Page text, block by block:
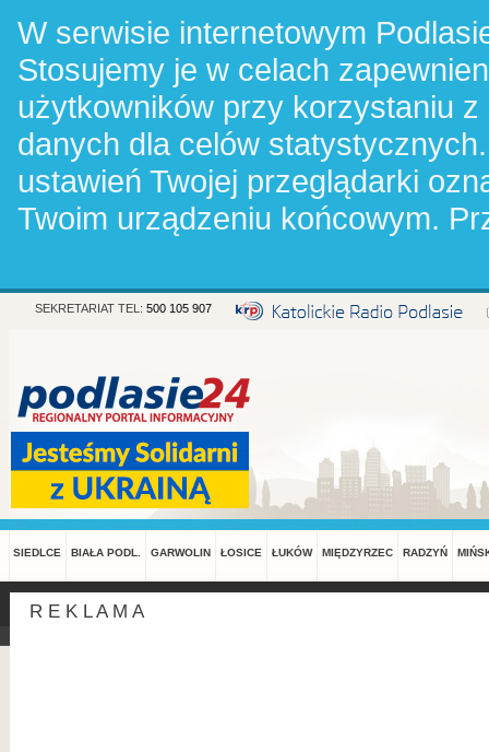
W serwisie internetowym
Stosujemy je w celach
użytkowników przy korzystaniu
danych dla celów
ustawień Twojej przeglądarki
Twoim urządzeniu końcowym.
SEKRETARIAT TEL: 500 105 907
SIEDLCE BIAŁA PODL. GARWOLIN ŁOSICE ŁUKÓW MIĘDZYRZEC RADZYŃ
R E K L A M A